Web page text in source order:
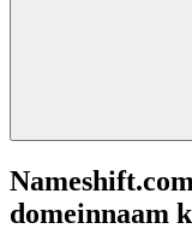
domeinnaam